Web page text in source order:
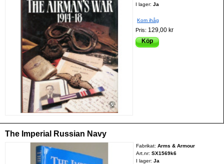
I lager: Ja
Kom ihåg
Pris: 129,00 kr
Köp
The Imperial Russian Navy
Fabrikat: Arms & Armour
Art.nr: SX1569k6
I lager: Ja